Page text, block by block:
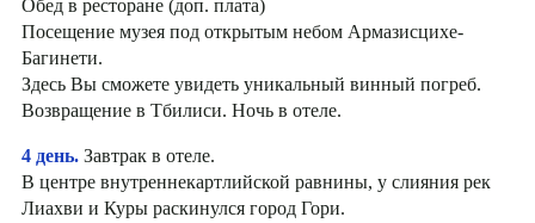
Обед в ресторане (доп. плата)
Посещение музея под открытым небом Армазисцихе-
Багинети.
Здесь Вы сможете увидеть уникальный винный погреб.
Возвращение в Тбилиси. Ночь в отеле.
4 день. Завтрак в отеле.
В центре внутреннекартлийской равнины, у слияния рек
Лиахви и Куры раскинулся город Гори.